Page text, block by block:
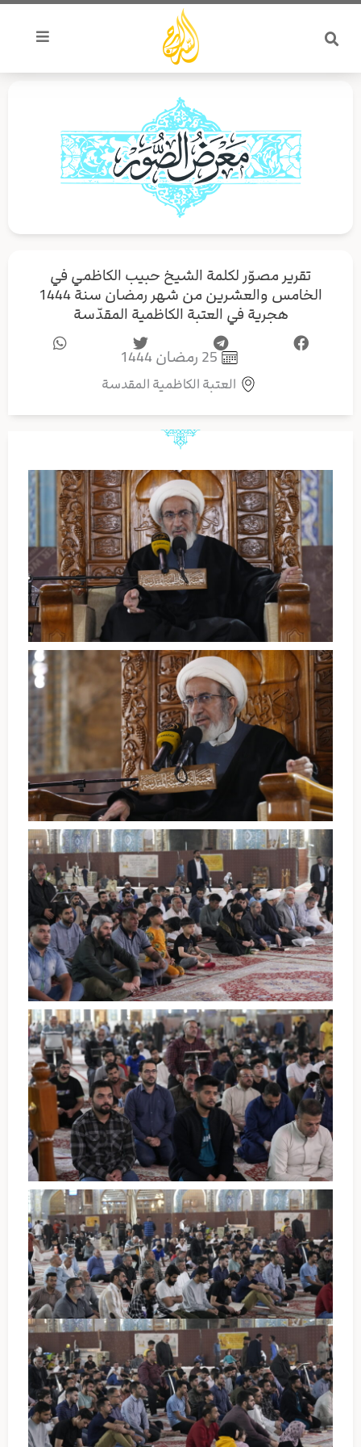
تخطي
المحتوى
تقرير مصوّر لكلمة الشيخ حبيب الكاظمي في
الخامس والعشرين من شهر رمضان سنة 1444
هجرية في العتبة الكاظمية المقدّسة
25 رمضان 1444
العتبة الكاظمية المقدسة